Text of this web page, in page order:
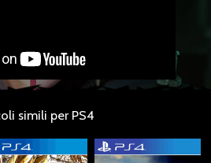
simili per PS4